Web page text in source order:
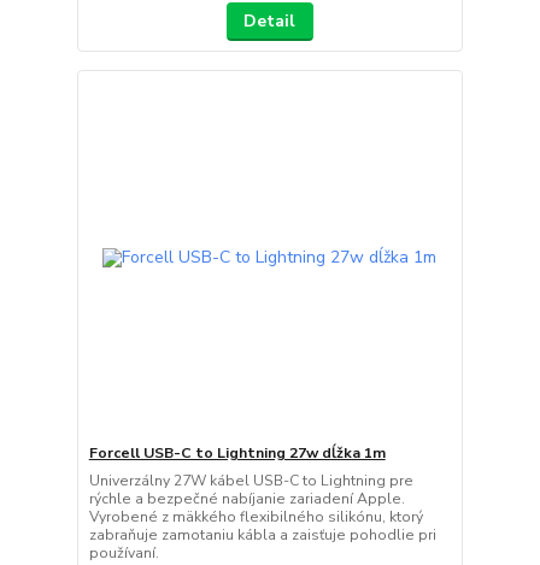
Detail
Forcell USB-C to Lightning 27w dĺžka 1m
Univerzálny 27W kábel USB-C to Lightning pre
rýchle a bezpečné nabíjanie zariadení Apple.
Vyrobené z mäkkého flexibilného silikónu, ktorý
zabraňuje zamotaniu kábla a zaisťuje pohodlie pri
používaní.